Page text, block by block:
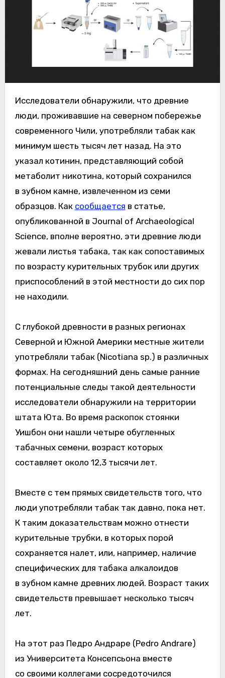
Исследователи обнаружили, что древние
люди, проживавшие на северном побережье
современного Чили, употребляли табак как
минимум шесть тысяч лет назад. На это
указал котинин, представляющий собой
метаболит никотина, который сохранился
в зубном камне, извлеченном из семи
образцов. Как сообщается в статье,
опубликованной в Journal of Archaeological
Science, вполне вероятно, эти древние люди
жевали листья табака, так как сопоставимых
по возрасту курительных трубок или других
приспособлений в этой местности до сих пор
не находили.
С глубокой древности в разных регионах
Северной и Южной Америки местные жители
употребляли табак (Nicotiana sp.) в различных
формах. На сегодняшний день самые ранние
потенциальные следы такой деятельности
исследователи обнаружили на территории
штата Юта. Во время раскопок стоянки
Уишбон они нашли четыре обугленных
табачных семени, возраст которых
составляет около 12,3 тысячи лет.
Вместе с тем прямых свидетельств того, что
люди употребляли табак так давно, пока нет.
К таким доказательствам можно отнести
курительные трубки, в которых порой
сохраняется налет, или, например, наличие
специфических для табака алкалоидов
в зубном камне древних людей. Возраст таких
свидетельств превышает несколько тысяч
лет.
На этот раз Педро Андраре (Pedro Andrare)
из Университета Консепсьона вместе
со своими коллегами сосредоточился